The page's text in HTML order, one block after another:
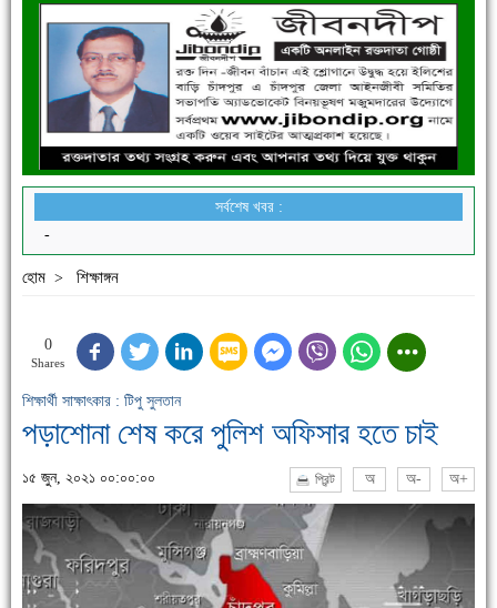
সর্বশেষ খবর :
হোম > শিক্ষাঙ্গন
0
Shares
শিক্ষার্থী সাক্ষাৎকার : টিপু সুলতান
পড়াশোনা শেষ করে পুলিশ অফিসার হতে চাই
১৫ জুন, ২০২১ ০০:০০:০০ প্রিন্ট অ অ- অ+